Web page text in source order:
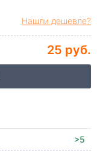
Нашли дешевле?
25 руб.
>5